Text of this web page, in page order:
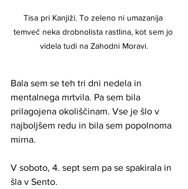
Tisa pri Kanjiži. To zeleno ni umazanija
temveč neka drobnolista rastlina, kot sem jo
videla tudi na Zahodni Moravi.
Bala sem se teh tri dni nedela in
mentalnega mrtvila. Pa sem bila
prilagojena okoliščinam. Vse je šlo v
najboljšem redu in bila sem popolnoma
mirna.
V soboto, 4. sept sem pa se spakirala in
šla v Sento.